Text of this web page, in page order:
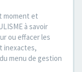
moment et
à savoir
ou effacer les
inexactes,
menu de gestion